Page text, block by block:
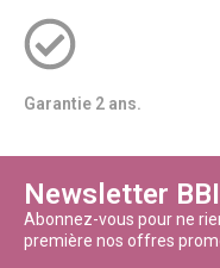
Garantie 2 ans.
Newsletter
Abonnez-vous pour ne
première nos offres